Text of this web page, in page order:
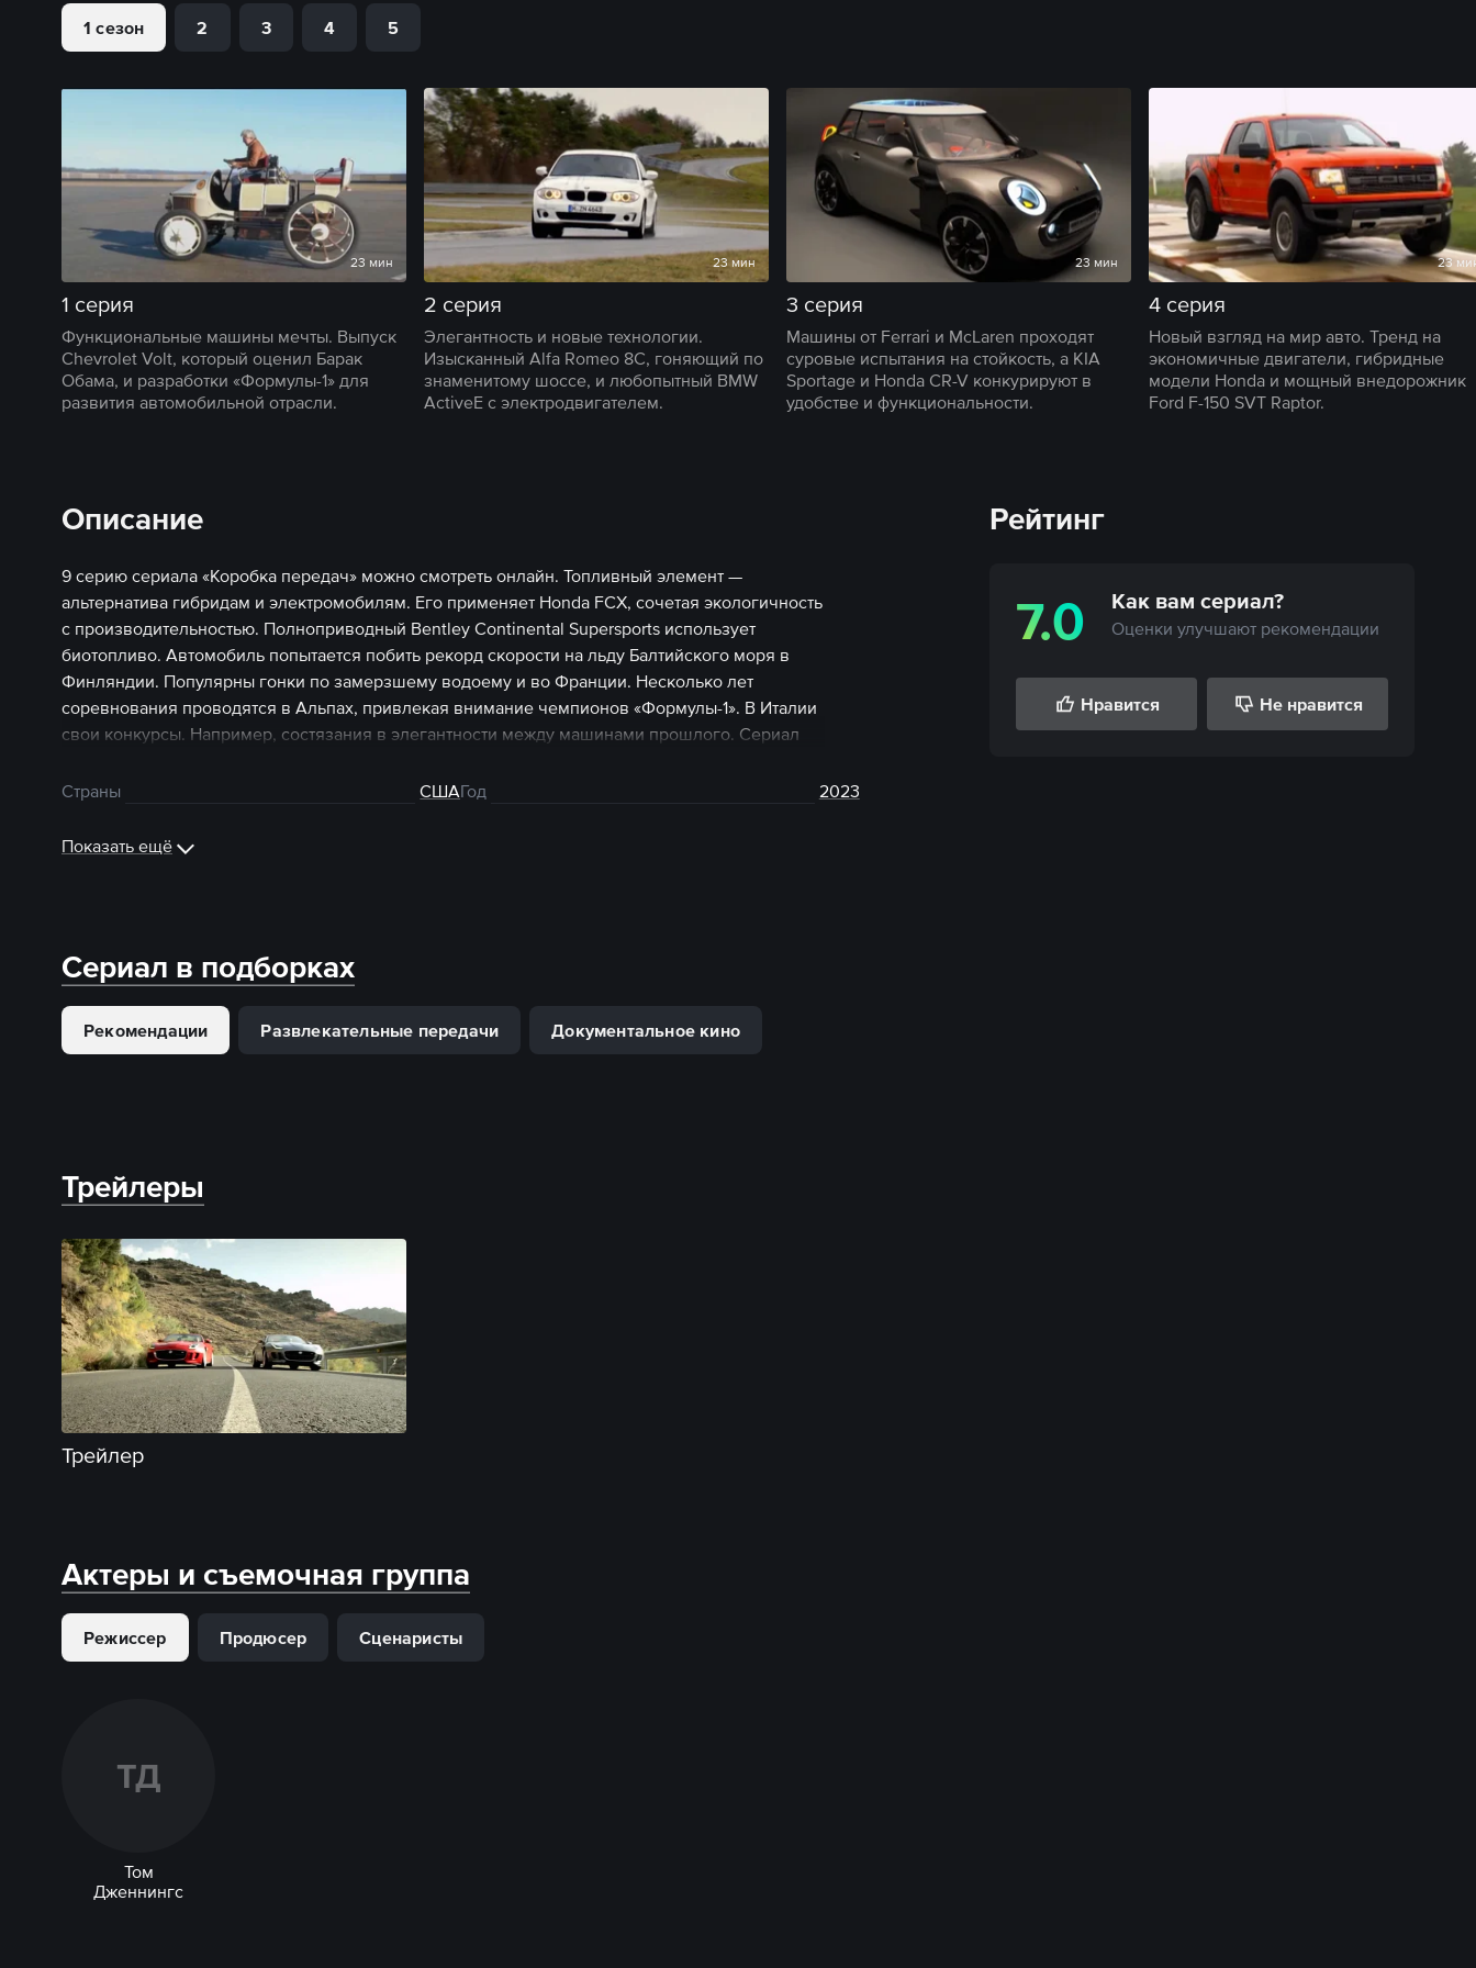
1 сезон 2 3 4 5
23 мин
1 серия
Функциональные машины мечты. Выпуск
Chevrolet Volt, который оценил Барак
Обама, и разработки «Формулы-1» для
развития автомобильной отрасли.
23 мин
2 серия
Элегантность и новые технологии.
Изысканный Alfa Romeo 8C, гоняющий по
знаменитому шоссе, и любопытный BMW
ActiveE с электродвигателем.
23 мин
3 серия
Машины от Ferrari и McLaren проходят
суровые испытания на стойкость, а KIA
Sportage и Honda CR-V конкурируют в
удобстве и функциональности.
23
4 серия
Новый взгляд на мир авто. Тренд на
экономичные двигатели, гибридные
модели Honda и мощный внедорожник
Ford F-150 SVT Raptor.
Описание
9 серию сериала «Коробка передач» можно смотреть онлайн. Топливный элемент —
альтернатива гибридам и электромобилям. Его применяет Honda FCX, сочетая экологичность
с производительностью. Полноприводный Bentley Continental Supersports использует
биотопливо. Автомобиль попытается побить рекорд скорости на льду Балтийского моря в
Финляндии. Популярны гонки по замерзшему водоему и во Франции. Несколько лет
соревнования проводятся в Альпах, привлекая внимание чемпионов «Формулы-1». В Италии
свои конкурсы. Например, состязания в элегантности между машинами прошлого. Сериал
Страны
СШАГод 2023
Показать ещё
Рейтинг
7.0 Как вам сериал?
Оценки улучшают рекомендации
Нравится Не нравится
Сериал в подборках
Рекомендации Развлекательные передачи Документальное кино
Трейлеры
Трейлер
Актеры и съемочная группа
Режиссер Продюсер Сценаристы
ТД
Том
Дженнингс